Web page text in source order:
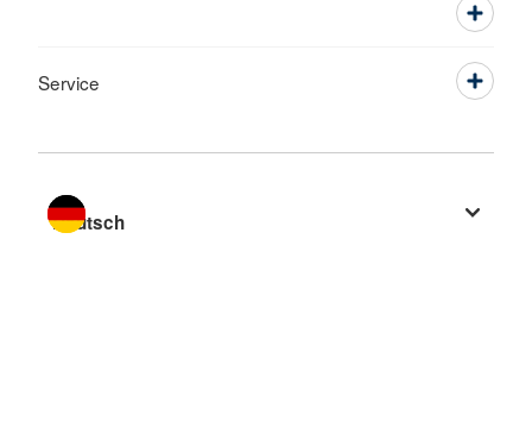
Service
Sprache wechseln zu